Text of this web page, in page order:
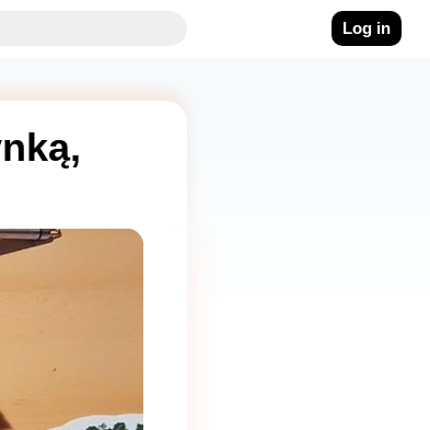
Log in